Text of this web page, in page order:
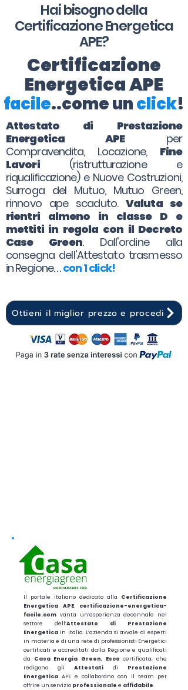
Hai bisogno della
Certificazione Energetica
APE?
Certificazione
Energetica APE
facile..come unclick!
Attestato di Prestazione
Energetica APEper
Compravendita, Locazione, Fine
Lavori(ristrutturazione e
riqualificazione) e Nuove Costruzioni,
Surroga del Mutuo, Mutuo Green,
rinnovo ape scaduto.Valuta se
rientri almeno in classe D e
mettiti in regola con il Decreto
Case Green. Dall'ordine alla
consegna dell'Attestato trasmesso
in Regione. . .con 1 click!
Ottieni il miglior prezzo e procedi
Il portale italiano dedicato alla Certificazione
Energetica APE. certificazione-energetica-
facile.com vanta un’esperienza decennale nel
settore dell’Attestato di Prestazione
Energetica in Italia. L’azienda si avvale di esperti
in materia e di una rete di professionisti Energetici
certificati e accreditati dalla Regione e qualificati
da
Casa Energia Green, Escocertificata, che
redigono gli Attestati di Prestazione
Energetica APE e collaborano con il team per
offrire un servizio professionale e affidabile.